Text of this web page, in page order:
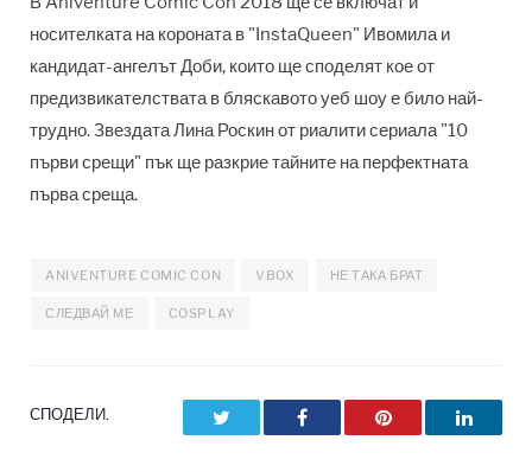
носителката на короната в "InstaQueen" Ивомила и
кандидат-ангелът Доби, които ще споделят кое от
предизвикателствата в бляскавото уеб шоу е било най-
трудно. Звездата Лина Роскин от риалити сериала "10
първи срещи" пък ще разкрие тайните на перфектната
първа среща.
ANIVENTURE COMIC CON VBOX НЕ ТАКА БРАТ
СЛЕДВАЙ МЕ COSPLAY
СПОДЕЛИ. Facebook Pinterest